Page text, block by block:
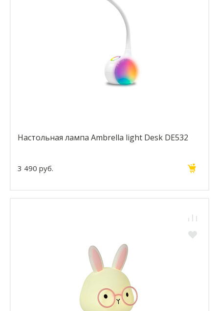
Настольная лампа Ambrella light Desk DE532
3 490 руб.